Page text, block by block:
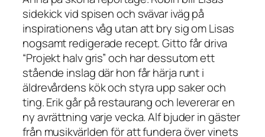
sidekick vid spisen och svävar iväg på
inspirationens våg utan att bry sig om Lisas
nogsamt redigerade recept. Gitto får driva
“Projekt halv gris” och har dessutom ett
stående inslag där hon får härja runt i
äldrevårdens kök och styra upp saker och
ting. Erik går på restaurang och levererar en
ny avrättning varje vecka. Alf bjuder in gäster
från musikvärlden för att fundera över vinets